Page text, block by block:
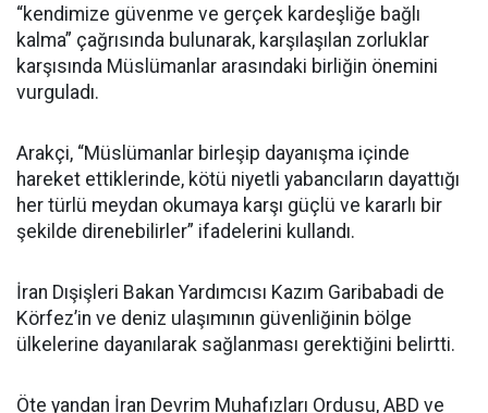
“kendimize güvenme ve gerçek kardeşliğe bağlı
kalma” çağrısında bulunarak, karşılaşılan zorluklar
karşısında Müslümanlar arasındaki birliğin önemini
vurguladı.
Arakçi, “Müslümanlar birleşip dayanışma içinde
hareket ettiklerinde, kötü niyetli yabancıların dayattığı
her türlü meydan okumaya karşı güçlü ve kararlı bir
şekilde direnebilirler” ifadelerini kullandı.
İran Dışişleri Bakan Yardımcısı Kazım Garibabadi de
Körfez’in ve deniz ulaşımının güvenliğinin bölge
ülkelerine dayanılarak sağlanması gerektiğini belirtti.
Öte yandan İran Devrim Muhafızları Ordusu, ABD ve